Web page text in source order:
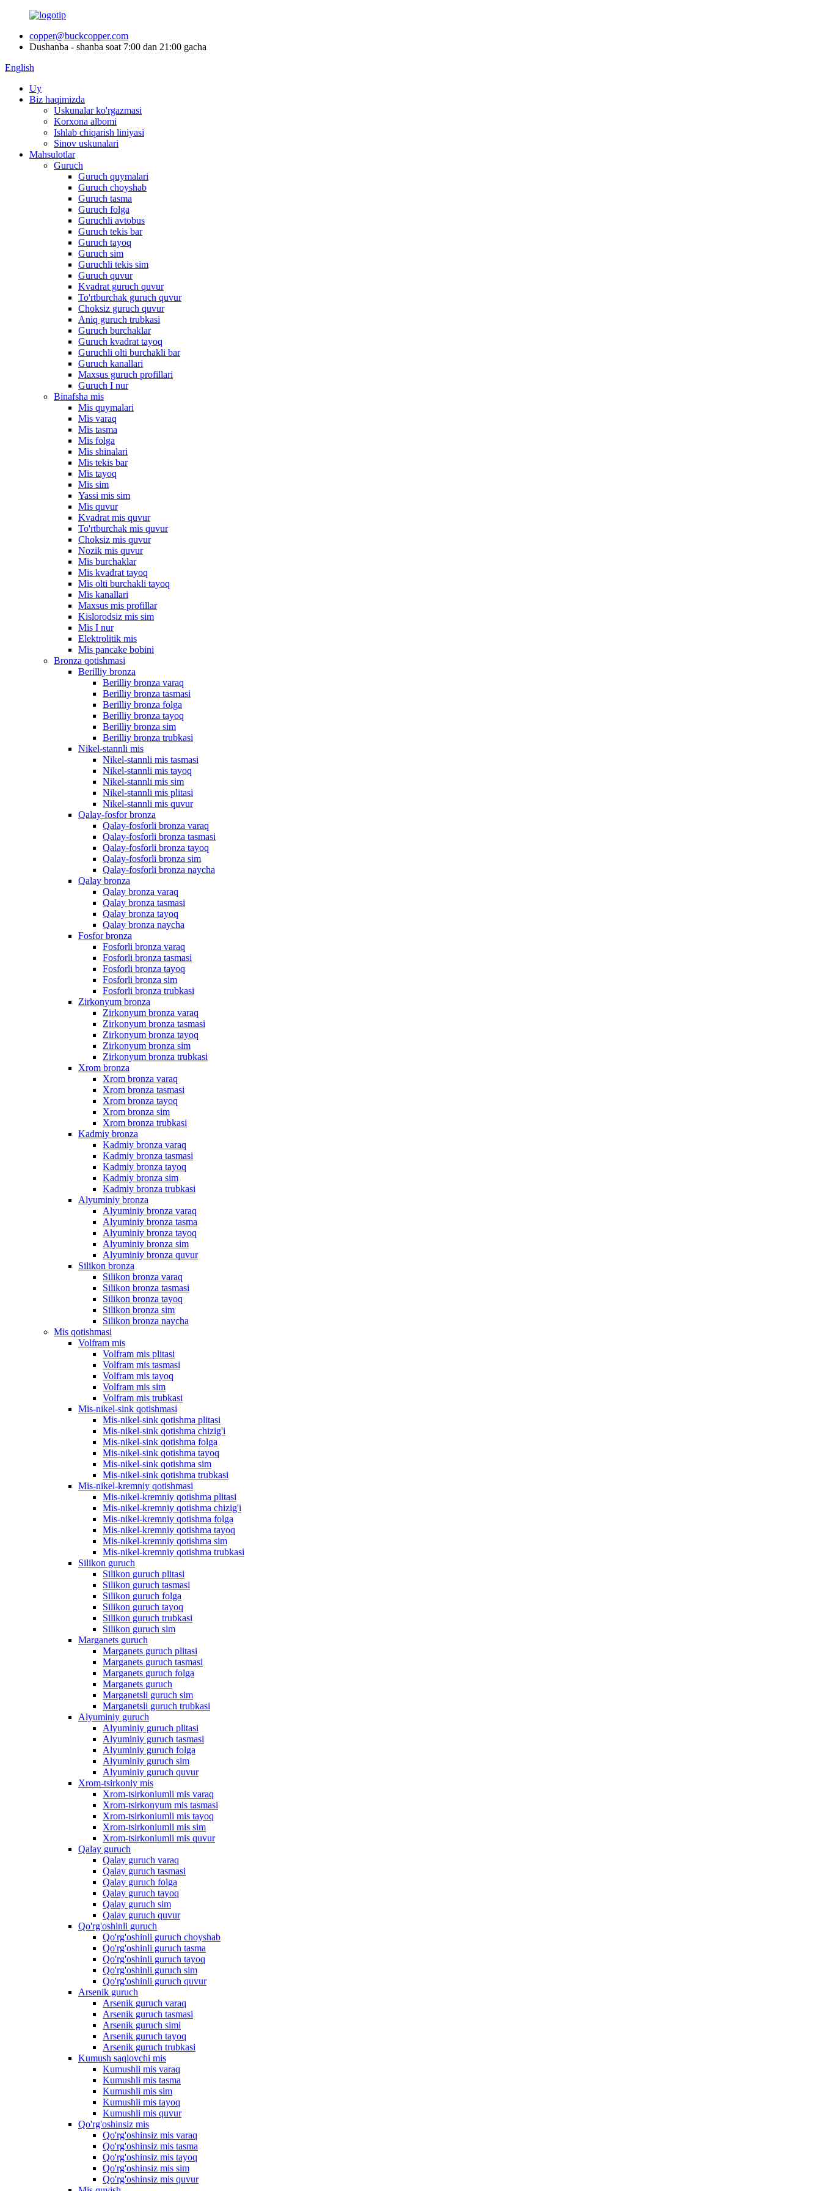
copper@buckcopper.com
Dushanba - shanba soat 7:00 dan 21:00 gacha
English
Uy
Biz haqimizda
Uskunalar ko'rgazmasi
Korxona albomi
Ishlab chiqarish liniyasi
Sinov uskunalari
Mahsulotlar
Guruch
Guruch quymalari
Guruch choyshab
Guruch tasma
Guruch folga
Guruchli avtobus
Guruch tekis bar
Guruch tayoq
Guruch sim
Guruchli tekis sim
Guruch quvur
Kvadrat guruch quvur
To'rtburchak guruch quvur
Choksiz guruch quvur
Aniq guruch trubkasi
Guruch burchaklar
Guruch kvadrat tayoq
Guruchli olti burchakli bar
Guruch kanallari
Maxsus guruch profillari
Guruch I nur
Binafsha mis
Mis quymalari
Mis varaq
Mis tasma
Mis folga
Mis shinalari
Mis tekis bar
Mis tayoq
Mis sim
Yassi mis sim
Mis quvur
Kvadrat mis quvur
To'rtburchak mis quvur
Choksiz mis quvur
Nozik mis quvur
Mis burchaklar
Mis kvadrat tayoq
Mis olti burchakli tayoq
Mis kanallari
Maxsus mis profillar
Kislorodsiz mis sim
Mis I nur
Elektrolitik mis
Mis pancake bobini
Bronza qotishmasi
Berilliy bronza
Berilliy bronza varaq
Berilliy bronza tasmasi
Berilliy bronza folga
Berilliy bronza tayoq
Berilliy bronza sim
Berilliy bronza trubkasi
Nikel-stannli mis
Nikel-stannli mis tasmasi
Nikel-stannli mis tayoq
Nikel-stannli mis sim
Nikel-stannli mis plitasi
Nikel-stannli mis quvur
Qalay-fosfor bronza
Qalay-fosforli bronza varaq
Qalay-fosforli bronza tasmasi
Qalay-fosforli bronza tayoq
Qalay-fosforli bronza sim
Qalay-fosforli bronza naycha
Qalay bronza
Qalay bronza varaq
Qalay bronza tasmasi
Qalay bronza tayoq
Qalay bronza naycha
Fosfor bronza
Fosforli bronza varaq
Fosforli bronza tasmasi
Fosforli bronza tayoq
Fosforli bronza sim
Fosforli bronza trubkasi
Zirkonyum bronza
Zirkonyum bronza varaq
Zirkonyum bronza tasmasi
Zirkonyum bronza tayoq
Zirkonyum bronza sim
Zirkonyum bronza trubkasi
Xrom bronza
Xrom bronza varaq
Xrom bronza tasmasi
Xrom bronza tayoq
Xrom bronza sim
Xrom bronza trubkasi
Kadmiy bronza
Kadmiy bronza varaq
Kadmiy bronza tasmasi
Kadmiy bronza tayoq
Kadmiy bronza sim
Kadmiy bronza trubkasi
Alyuminiy bronza
Alyuminiy bronza varaq
Alyuminiy bronza tasma
Alyuminiy bronza tayoq
Alyuminiy bronza sim
Alyuminiy bronza quvur
Silikon bronza
Silikon bronza varaq
Silikon bronza tasmasi
Silikon bronza tayoq
Silikon bronza sim
Silikon bronza naycha
Mis qotishmasi
Volfram mis
Volfram mis plitasi
Volfram mis tasmasi
Volfram mis tayoq
Volfram mis sim
Volfram mis trubkasi
Mis-nikel-sink qotishmasi
Mis-nikel-sink qotishma plitasi
Mis-nikel-sink qotishma chizig'i
Mis-nikel-sink qotishma folga
Mis-nikel-sink qotishma tayoq
Mis-nikel-sink qotishma sim
Mis-nikel-sink qotishma trubkasi
Mis-nikel-kremniy qotishmasi
Mis-nikel-kremniy qotishma plitasi
Mis-nikel-kremniy qotishma chizig'i
Mis-nikel-kremniy qotishma folga
Mis-nikel-kremniy qotishma tayoq
Mis-nikel-kremniy qotishma sim
Mis-nikel-kremniy qotishma trubkasi
Silikon guruch
Silikon guruch plitasi
Silikon guruch tasmasi
Silikon guruch folga
Silikon guruch tayoq
Silikon guruch trubkasi
Silikon guruch sim
Marganets guruch
Marganets guruch plitasi
Marganets guruch tasmasi
Marganets guruch folga
Marganets guruch
Marganetsli guruch sim
Marganetsli guruch trubkasi
Alyuminiy guruch
Alyuminiy guruch plitasi
Alyuminiy guruch tasmasi
Alyuminiy guruch folga
Alyuminiy guruch sim
Alyuminiy guruch quvur
Xrom-tsirkoniy mis
Xrom-tsirkoniumli mis varaq
Xrom-tsirkonyum mis tasmasi
Xrom-tsirkoniumli mis tayoq
Xrom-tsirkoniumli mis sim
Xrom-tsirkoniumli mis quvur
Qalay guruch
Qalay guruch varaq
Qalay guruch tasmasi
Qalay guruch folga
Qalay guruch tayoq
Qalay guruch sim
Qalay guruch quvur
Qo'rg'oshinli guruch
Qo'rg'oshinli guruch choyshab
Qo'rg'oshinli guruch tasma
Qo'rg'oshinli guruch tayoq
Qo'rg'oshinli guruch sim
Qo'rg'oshinli guruch quvur
Arsenik guruch
Arsenik guruch varaq
Arsenik guruch tasmasi
Arsenik guruch simi
Arsenik guruch tayoq
Arsenik guruch trubkasi
Kumush saqlovchi mis
Kumushli mis varaq
Kumushli mis tasma
Kumushli mis sim
Kumushli mis tayoq
Kumushli mis quvur
Qo'rg'oshinsiz mis
Qo'rg'oshinsiz mis varaq
Qo'rg'oshinsiz mis tasma
Qo'rg'oshinsiz mis tayoq
Qo'rg'oshinsiz mis sim
Qo'rg'oshinsiz mis quvur